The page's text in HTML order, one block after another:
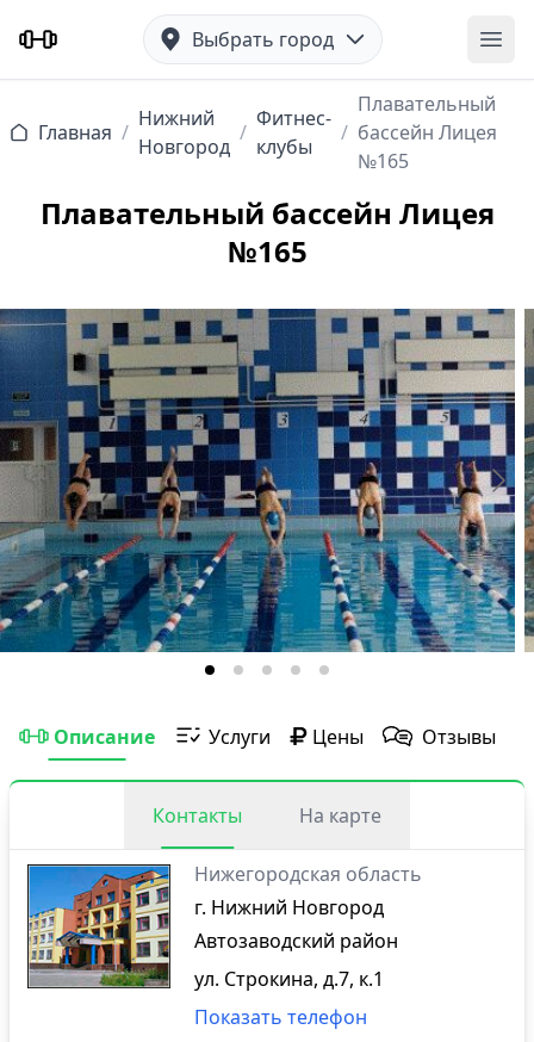
Выбрать город
Главная /
Нижний
Новгород
/
Фитнес-
клубы
/
Плавательный
бассейн Лицея
№165
Плавательный бассейн Лицея
№165
Описание Услуги Цены Отзывы
Контакты На карте
Нижегородская область
г. Нижний Новгород
Автозаводский район
ул. Строкина, д.7, к.1
Показать телефон